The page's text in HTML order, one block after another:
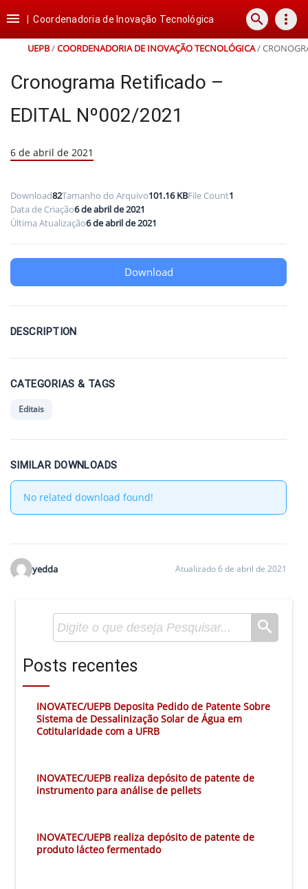
para
conteúdo
para
para
para
rodapé
 |Coordenadoria de Inovação Tecnológica search more_vert
UEPB/COORDENADORIA DE INOVAÇÃO TECNOLÓGICA/
Cronograma Retificado –
EDITAL Nº002/2021
6 de abril de 2021
Download82Tamanho do Arquivo101.16 KBFile Count1
Data de Criação6 de abril de 2021
Última Atualização6 de abril de 2021
Download
DESCRIPTION
CATEGORIAS & TAGS
Editais
SIMILAR DOWNLOADS
No related download found!
yedda Atualizado 6 de abril de 2021
Posts recentes
INOVATEC/UEPB Deposita Pedido de Patente Sobre
Sistema de Dessalinização Solar de Água em
Cotitularidade com a UFRB
INOVATEC/UEPB realiza depósito de patente de
instrumento para análise de pellets
INOVATEC/UEPB realiza depósito de patente de
produto lácteo fermentado